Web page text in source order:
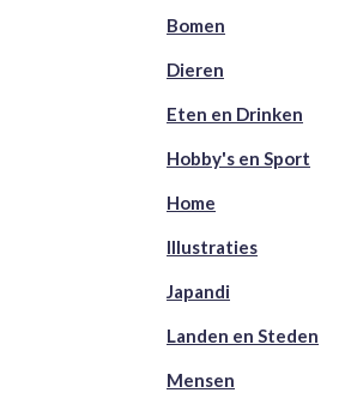
Bomen
Dieren
Eten en Drinken
Hobby's en Sport
Home
Illustraties
Japandi
Landen en Steden
Mensen